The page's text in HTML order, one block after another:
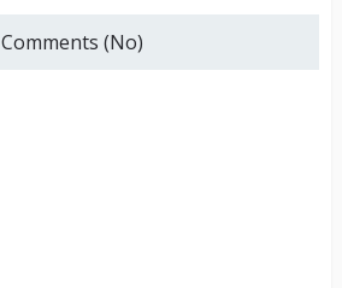
Comments (No)